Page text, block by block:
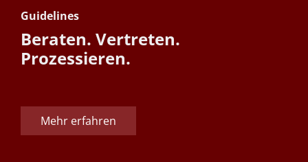
Guidelines
Beraten. Vertreten.
Prozessieren.
Mehr erfahren